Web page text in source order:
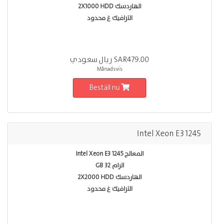
الهاردسك 2X1000 HDD
الترافيك غ محدود
SAR479.00 ريال سعودي
Månadsvis
Intel Xeon E3 1245
المعالج Intel Xeon E3 1245
الرام 32 GB
الهاردسك 2X2000 HDD
الترافيك غ محدود